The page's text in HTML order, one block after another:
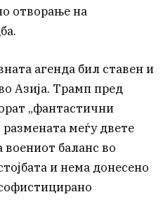
отворање на
агенда бил ставен и
Азија. Трамп пред
„фантастични
меѓу двете
баланс во
и нема донесено